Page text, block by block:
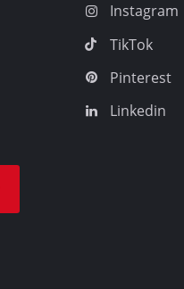
Instagram
TikTok
Pinterest
Linkedin